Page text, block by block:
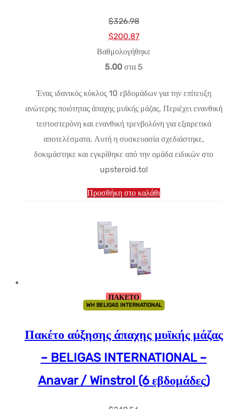
$326.98
Αρχική
τιμή:
$326.98.
$200.87Η
τρέχουσα
τιμή
$200.87.
Βαθμολογήθηκε
5.00στα 5
Ένας ιδανικός κύκλος 10 εβδομάδων για την επίτευξη
ανώτερης ποιότητας άπαχης μυϊκής μάζας. Περιέχει ενανθική
τεστοστερόνη και ενανθική τρενβολόνη για εξαιρετικά
αποτελέσματα. Αυτή η συσκευασία σχεδιάστηκε,
δοκιμάστηκε και εγκρίθηκε από την ομάδα ειδικών στο
upsteroid.to!
Προσθήκη στο καλάθι
ΠΑΚΕΤΟ
WH BELIGAS INTERNATIONAL
Πακέτο αύξησης άπαχης μυϊκής μάζας
– BELIGAS INTERNATIONAL –
Anavar / Winstrol (6 εβδομάδες)